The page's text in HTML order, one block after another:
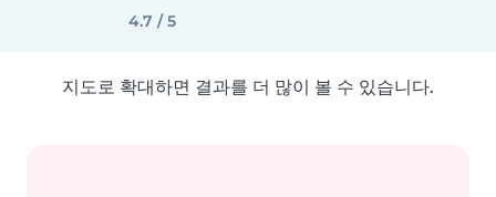
4.7 / 5
지도로 확대하면 결과를 더 많이 볼 수 있습니다.